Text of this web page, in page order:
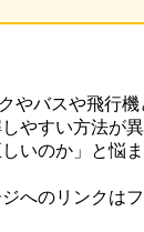
バスや飛行
すい方法
いのか」と
へのリンクは